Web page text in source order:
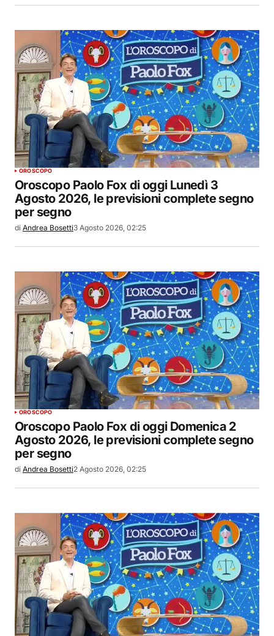
OROSCOPO
Oroscopo Paolo Fox di oggi Lunedì 3
Agosto 2026, le previsioni complete segno
per segno
di Andrea Bosetti3 Agosto 2026, 02:25
OROSCOPO
Oroscopo Paolo Fox di oggi Domenica 2
Agosto 2026, le previsioni complete segno
per segno
di Andrea Bosetti2 Agosto 2026, 02:25